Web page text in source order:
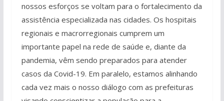
nossos esforços se voltam para o fortalecimento da
assistência especializada nas cidades. Os hospitais
regionais e macrorregionais cumprem um
importante papel na rede de saúde e, diante da
pandemia, vêm sendo preparados para atender
casos da Covid-19. Em paralelo, estamos alinhando
cada vez mais o nosso diálogo com as prefeituras